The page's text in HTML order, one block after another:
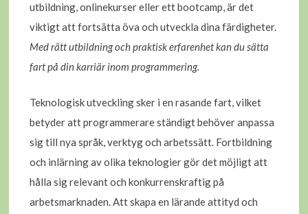
utbildning, onlinekurser eller ett bootcamp, är det
viktigt att fortsätta öva och utveckla dina färdigheter.
Med rätt utbildning och praktisk erfarenhet kan du sätta
fart på din karriär inom programmering.
Teknologisk utveckling sker i en rasande fart, vilket
betyder att programmerare ständigt behöver anpassa
sig till nya språk, verktyg och arbetssätt. Fortbildning
och inlärning av olika teknologier gör det möjligt att
hålla sig relevant och konkurrenskraftig på
arbetsmarknaden. Att skapa en lärande attityd och